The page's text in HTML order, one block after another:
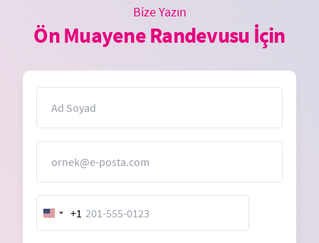
Bize Yazın
Ön Muayene Randevusu İçin
United
States
+1